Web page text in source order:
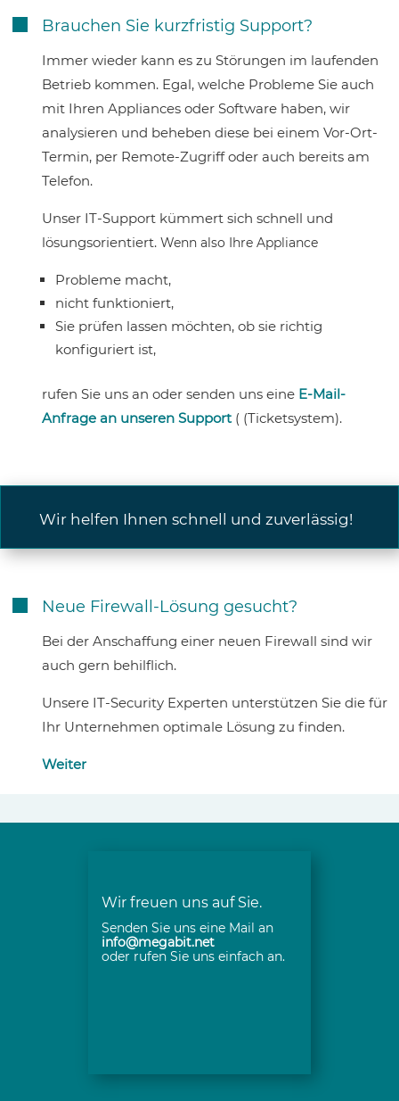
Brauchen Sie kurzfristig Support?
Immer wieder kann es zu Störungen im laufenden
Betrieb kommen. Egal, welche Probleme Sie auch
mit Ihren Appliances oder Software haben, wir
analysieren und beheben diese bei einem Vor-Ort-
Termin, per Remote-Zugriff oder auch bereits am
Telefon.
Unser IT-Support kümmert sich schnell und
lösungsorientiert. Wenn also Ihre Appliance
Probleme macht,
nicht funktioniert,
Sie prüfen lassen möchten, ob sie richtig
konfiguriert ist,
rufen Sie uns an oder senden uns eine E-Mail-
Anfrage an unseren Support ( (Ticketsystem).
Wir helfen Ihnen schnell und zuverlässig!
Neue Firewall-Lösung gesucht?
Bei der Anschaffung einer neuen Firewall sind wir
auch gern behilflich.
Unsere IT-Security Experten unterstützen Sie die für
Ihr Unternehmen optimale Lösung zu finden.
Weiter
Wir freuen uns auf Sie.
Senden Sie uns eine Mail an
info@megabit.net
oder rufen Sie uns einfach an.